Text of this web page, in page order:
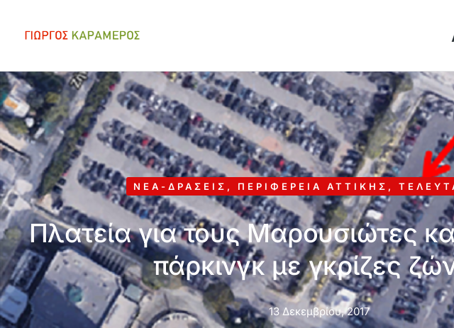
ΝΈΑ-ΔΡΆΣΕΙΣ , ΠΕΡΙΦΈΡΕΙΑ ΑΤΤΙΚΉΣ ,
Πλατεία για τους Μαρουσιώτες και
πάρκινγκ με γκρίζες
13 Δεκεμβρίου, 2017